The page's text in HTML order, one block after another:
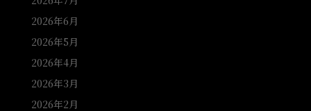
2026年6月
2026年5月
2026年4月
2026年3月
2026年2月